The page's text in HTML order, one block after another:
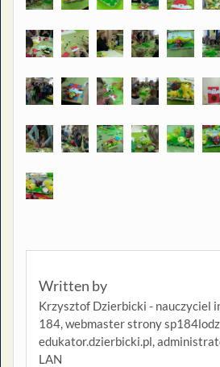
Written by
Krzysztof Dzierbicki - nauczyciel
184, webmaster strony
edukator.dzierbicki.pl,
LAN